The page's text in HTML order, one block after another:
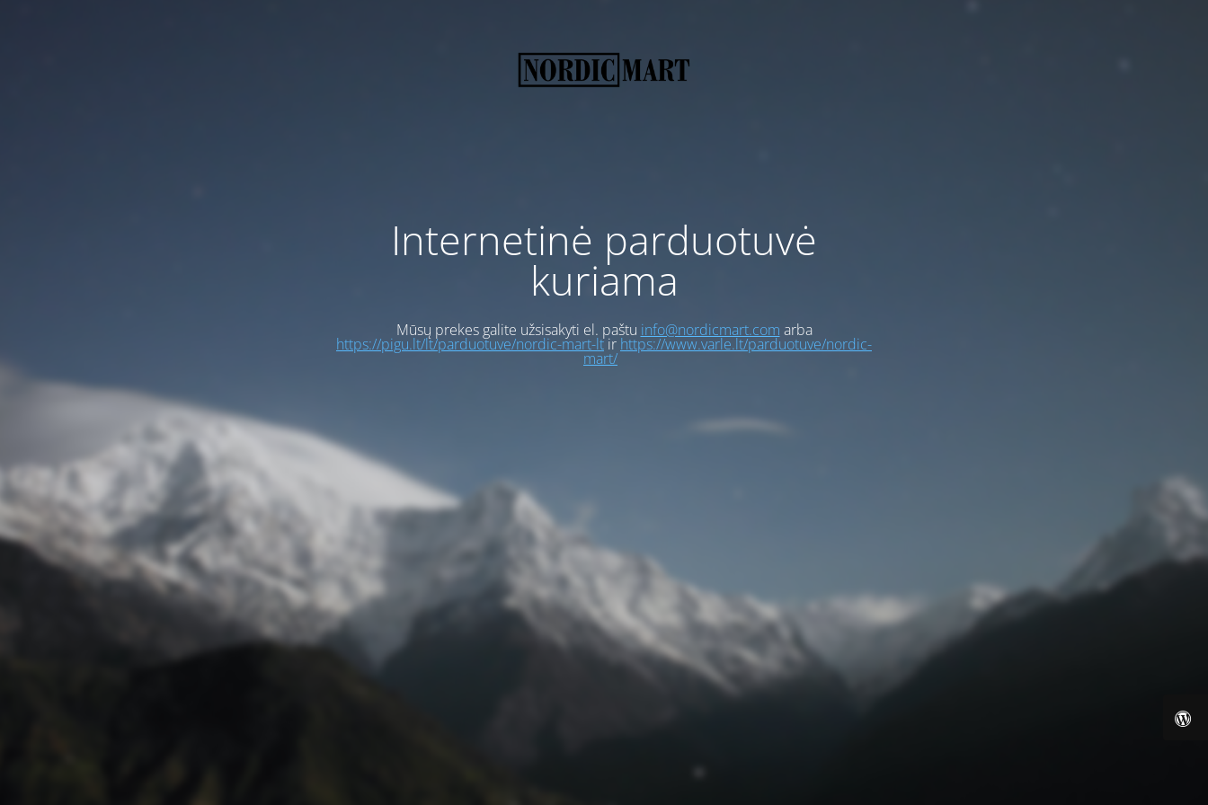
Internetinė parduotuvė
kuriama
Mūsų prekes galite užsisakyti el. paštu info@nordicmart.com arba
https://pigu.lt/lt/parduotuve/nordic-mart-ltir https://www.varle.lt/parduotuve/nordic-
mart/